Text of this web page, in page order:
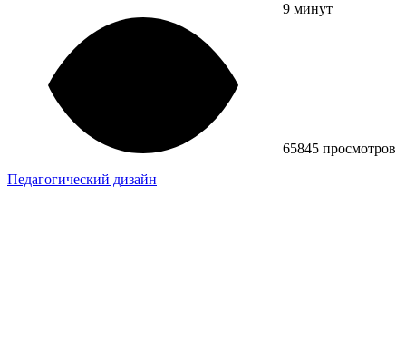
9 минут
65845 просмотров
Педагогический дизайн